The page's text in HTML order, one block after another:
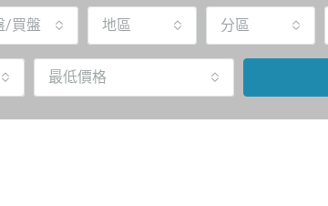
/買盤 地區 分區
最低價格